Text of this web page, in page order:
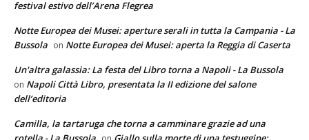
festival estivo dell’Arena Flegrea
Notte Europea dei Musei: aperture serali in tutta la Campania - La
Bussola on Notte Europea dei Musei: aperta la Reggia di Caserta
Un'altra galassia: La festa del Libro torna a Napoli - La Bussola
on Napoli Città Libro, presentata la II edizione del salone
dell’editoria
Camilla, la tartaruga che torna a camminare grazie ad una